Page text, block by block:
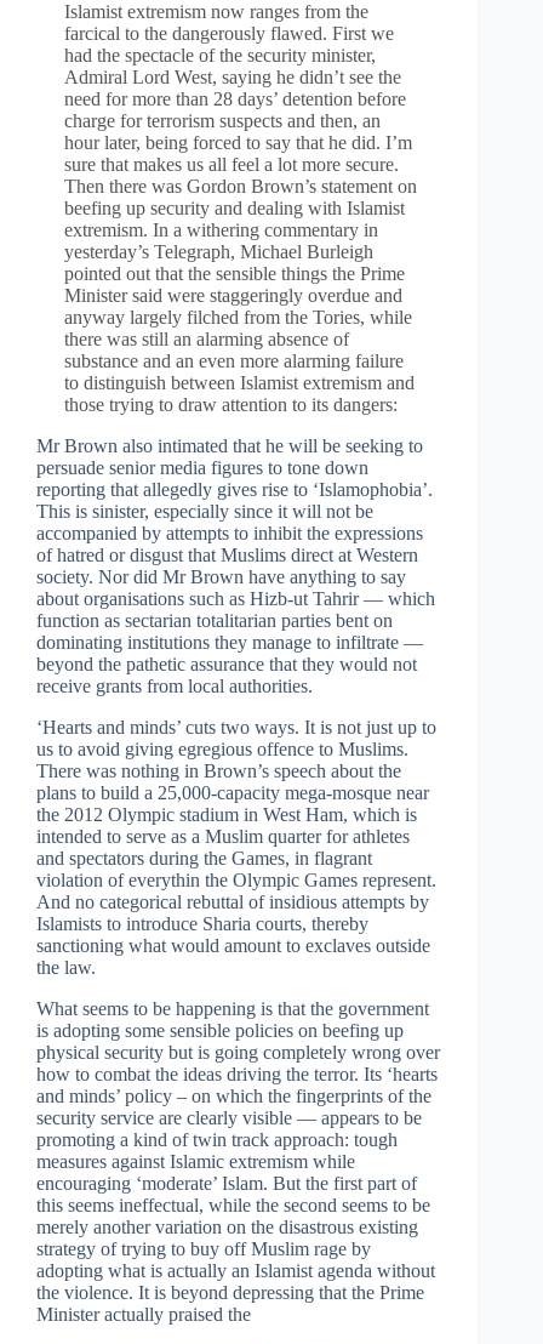
Islamist extremism now ranges from the
farcical to the dangerously flawed. First we
had the spectacle of the security minister,
Admiral Lord West, saying he didn’t see the
need for more than 28 days’ detention before
charge for terrorism suspects and then, an
hour later, being forced to say that he did. I’m
sure that makes us all feel a lot more secure.
Then there was Gordon Brown’s statement on
beefing up security and dealing with Islamist
extremism. In a withering commentary in
yesterday’s Telegraph, Michael Burleigh
pointed out that the sensible things the Prime
Minister said were staggeringly overdue and
anyway largely filched from the Tories, while
there was still an alarming absence of
substance and an even more alarming failure
to distinguish between Islamist extremism and
those trying to draw attention to its dangers:
Mr Brown also intimated that he will be seeking to
persuade senior media figures to tone down
reporting that allegedly gives rise to ‘Islamophobia’.
This is sinister, especially since it will not be
accompanied by attempts to inhibit the expressions
of hatred or disgust that Muslims direct at Western
society. Nor did Mr Brown have anything to say
about organisations such as Hizb-ut Tahrir — which
function as sectarian totalitarian parties bent on
dominating institutions they manage to infiltrate —
beyond the pathetic assurance that they would not
receive grants from local authorities.
‘Hearts and minds’ cuts two ways. It is not just up to
us to avoid giving egregious offence to Muslims.
There was nothing in Brown’s speech about the
plans to build a 25,000-capacity mega-mosque near
the 2012 Olympic stadium in West Ham, which is
intended to serve as a Muslim quarter for athletes
and spectators during the Games, in flagrant
violation of everythin the Olympic Games represent.
And no categorical rebuttal of insidious attempts by
Islamists to introduce Sharia courts, thereby
sanctioning what would amount to exclaves outside
the law.
What seems to be happening is that the government
is adopting some sensible policies on beefing up
physical security but is going completely wrong over
how to combat the ideas driving the terror. Its ‘hearts
and minds’ policy – on which the fingerprints of the
security service are clearly visible — appears to be
promoting a kind of twin track approach: tough
measures against Islamic extremism while
encouraging ‘moderate’ Islam. But the first part of
this seems ineffectual, while the second seems to be
merely another variation on the disastrous existing
strategy of trying to buy off Muslim rage by
adopting what is actually an Islamist agenda without
the violence. It is beyond depressing that the Prime
Minister actually praised the